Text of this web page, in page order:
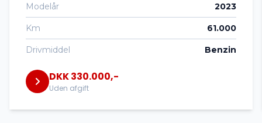
Modelår 2023
Km 61.000
Drivmiddel Benzin
DKK 330.000,-
Uden afgift